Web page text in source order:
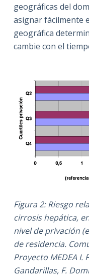
geográficas del
asignar fácilmente
geográfica
cambie con el
Figura 2: Riesgo
cirrosis hepática,
nivel de privación
de residencia.
Proyecto MEDEA I.
Gandarillas, F.